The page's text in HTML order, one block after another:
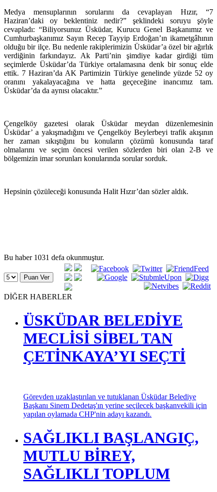
Medya mensuplarının sorularını da cevaplayan Hızır, “7
Haziran’daki oy beklentiniz nedir?” şeklindeki soruyu şöyle
cevapladı: “Biliyorsunuz Üsküdar, Kurucu Genel Başkanımız ve
Cumhurbaşkanımız Sayın Recep Tayyip Erdoğan’ın ikametgâhının
olduğu bir ilçe. Bu nedenle rakiplerimizin Üsküdar’a özel bir ağırlık
verdiğinin farkındayız. Ak Parti’nin şimdiye kadar girdiği tüm
seçimlerde Üsküdar’da Türkiye ortalamasına denk bir sonuç elde
ettik. 7 Haziran’da AK Partimizin Türkiye genelinde yüzde 52 oy
oranını yakalayacağına ve hatta geçeceğine inancımız tam.
Üsküdar’da da aynısı olacaktır.”
Çengelköy gazetesi olarak Üsküdar meydan düzenlemesinin
Üsküdar’ a yakışmadığını ve Çengelköy Beylerbeyi trafik akışının
her zaman sıkıştığını bu konuların çözümü konusunda taraf
olmalarını ve seçim öncesi verilen sözlerden biri olan 2-B ve
bölgemizin imar sorunları konularında sorular sorduk.
Hepsinin çözüleceği konusunda Halit Hızır’dan sözler aldık.
Bu haber 1031 defa okunmuştur.
DİĞER HABERLER
ÜSKÜDAR BELEDİYE
MECLİSİ SİBEL TAN
ÇETİNKAYA’YI SEÇTİ
Görevden uzaklaştırılan ve tutuklanan Üsküdar Belediye
Başkanı Sinem Dedetaş'ın yerine seçilecek başkanvekili için
SAĞLIKLI BAŞLANGIÇ,
MUTLU BİREY,
SAĞLIKLI TOPLUM